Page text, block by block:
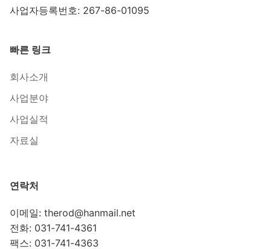
사업자등록번호: 267-86-01095
빠른 링크
회사소개
사업분야
사업실적
자료실
연락처
이메일: therod@hanmail.net
전화: 031-741-4361
팩스: 031-741-4363